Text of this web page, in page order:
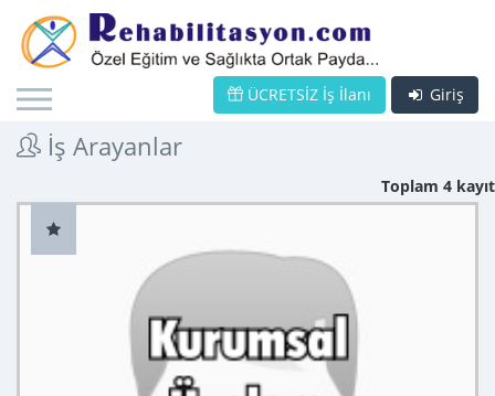
Giriş
ÜCRETSİZ İş İlanı
İş Arayanlar
Toplam 4 kayıt